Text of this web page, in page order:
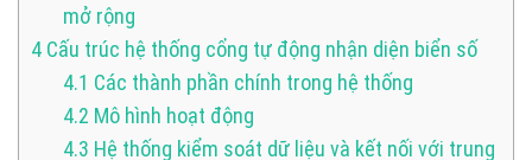
mở rộng
4 Cấu trúc hệ thống cổng tự động nhận diện biển số
4.1 Các thành phần chính trong hệ thống
4.2 Mô hình hoạt động
4.3 Hệ thống kiểm soát dữ liệu và kết nối với trung